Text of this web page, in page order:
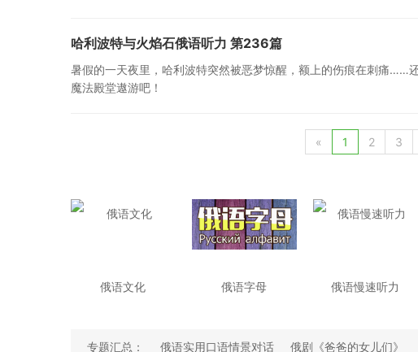
哈利波特与火焰石俄语听力 第236篇
暑假的一天夜里，哈利波特突然被恶梦惊醒，额上的伤痕在刺痛……
魔法殿堂遨游吧！
« 1 2 3
俄语文化 俄语字母 俄语慢速听力
专题汇总： 俄语实用口语情景对话 俄剧《爸爸的女儿们》